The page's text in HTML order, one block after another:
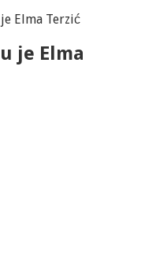
Elma Terzić
je Elma